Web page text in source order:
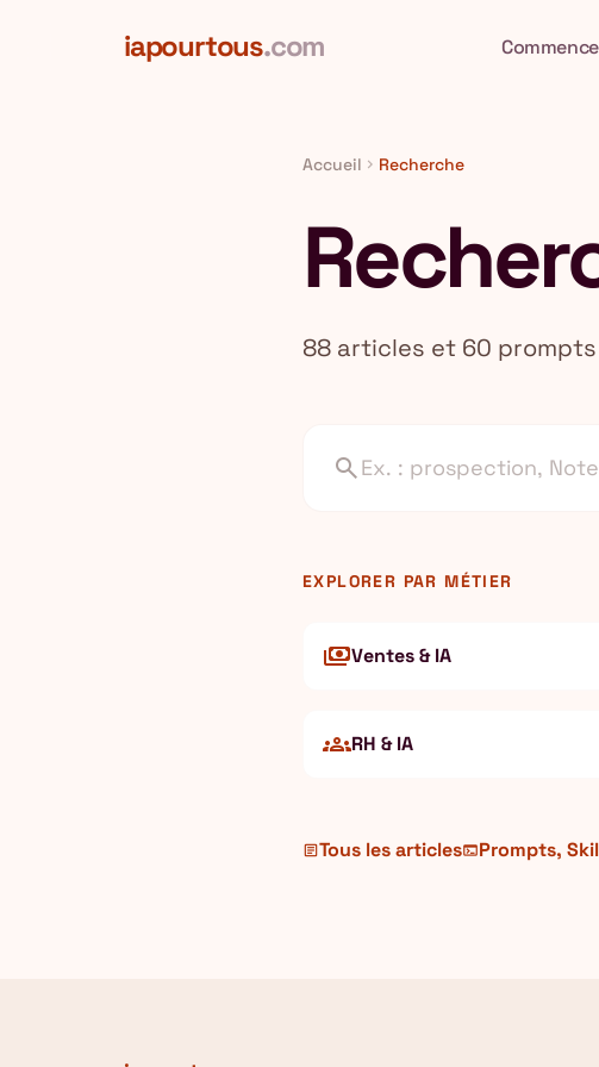
iapourtous.com
Accueil chevron_right Recherche
88 articles et 60
search
EXPLORER PAR MÉTIER
paymentsVentes & IA
groupsRH & IA
articleTous les articlesterminalPrompts,